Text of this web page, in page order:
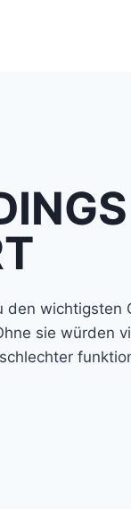
den wichtigsten
sie würden